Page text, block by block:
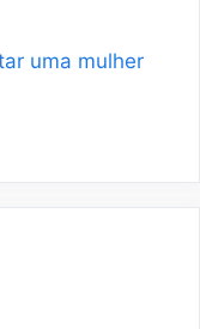
uma mulher